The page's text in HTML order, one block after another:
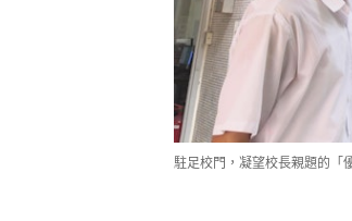
駐足校門，凝望校長親題的「